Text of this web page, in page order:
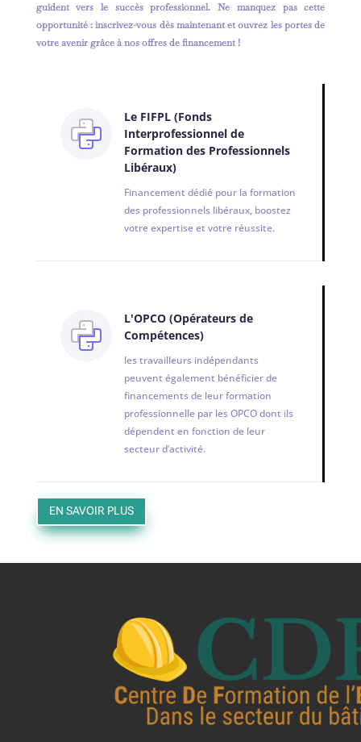
guident vers le succès professionnel. Ne manquez pas cette
opportunité : inscrivez-vous dès maintenant et ouvrez les portes de
votre avenir grâce à nos offres de financement !
Le FIFPL (Fonds
Interprofessionnel de
Formation des Professionnels
Libéraux)
Financement dédié pour la formation
des professionnels libéraux, boostez
votre expertise et votre réussite.
L'OPCO (Opérateurs de
Compétences)
les travailleurs indépendants
peuvent également bénéficier de
financements de leur formation
professionnelle par les OPCO dont ils
dépendent en fonction de leur
secteur d’activité.
EN SAVOIR PLUS